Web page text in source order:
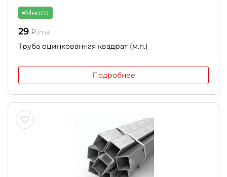
Много
29 ₽/п.м.
Труба оцинкованная квадрат (м.п.)
Подробнее